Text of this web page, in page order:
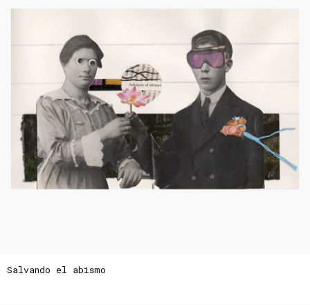
Salvando el abismo